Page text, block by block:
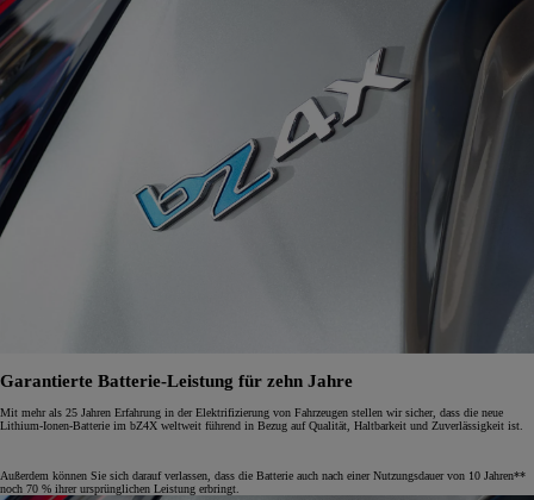
Garantierte Batterie-Leistung für zehn Jahre
Mit mehr als 25 Jahren Erfahrung in der Elektrifizierung von Fahrzeugen stellen wir sicher, dass die neue
Lithium-Ionen-Batterie im bZ4X weltweit führend in Bezug auf Qualität, Haltbarkeit und Zuverlässigkeit ist.
Außerdem können Sie sich darauf verlassen, dass die Batterie auch nach einer Nutzungsdauer von 10 Jahren**
noch 70 % ihrer ursprünglichen Leistung erbringt.